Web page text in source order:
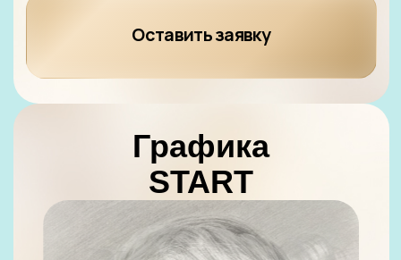
19 990 ₽
Оставить заявку
В мире поп-арт